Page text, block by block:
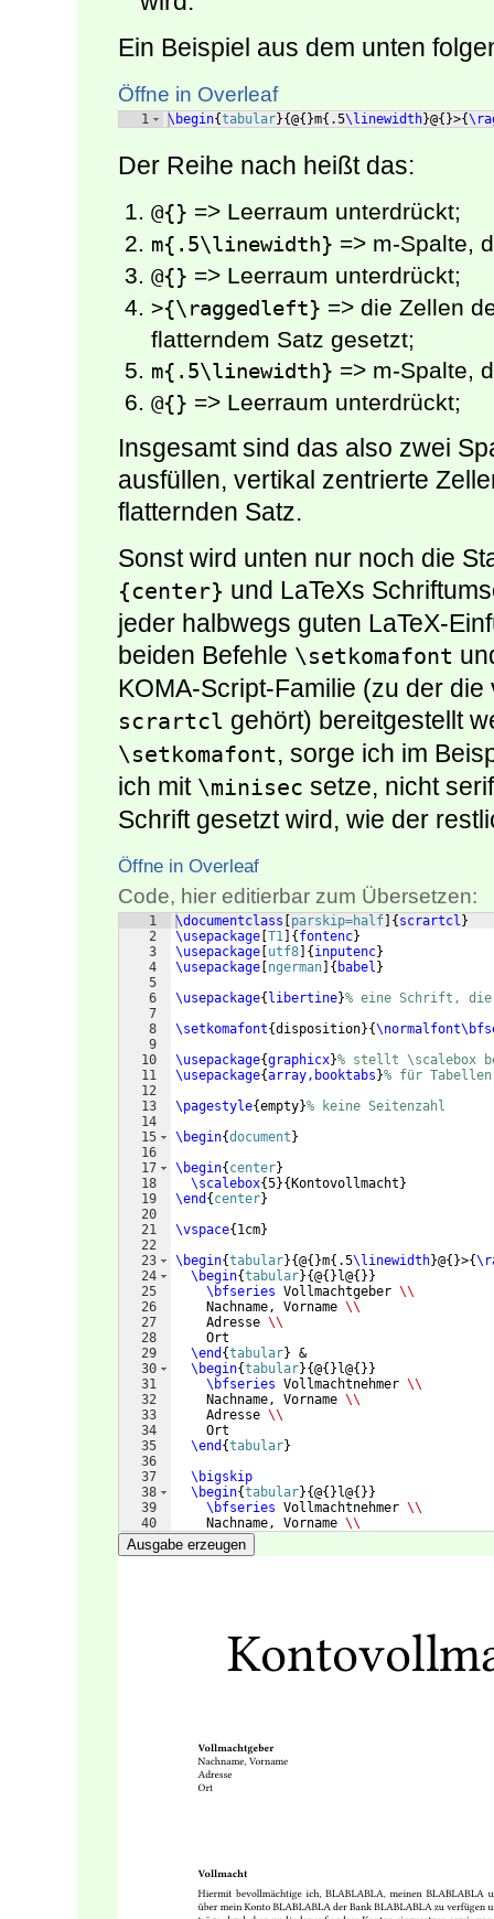
Ein Beispiel aus dem unten
Öffne in Overleaf
1 \begin{tabular}{@{ }m{ .5\linewidth}@{ }>{
Der Reihe nach heißt das:
@{} => Leerraum unterdrückt;
m{.5\linewidth} => m-Spalte,
@{} => Leerraum unterdrückt;
>{\raggedleft} => die Zellen
flatterndem Satz gesetzt;
m{.5\linewidth} => m-Spalte,
@{} => Leerraum unterdrückt;
Insgesamt sind das also zwei
ausfüllen, vertikal zentrierte
flatternden Satz.
Sonst wird unten nur noch die
{center} und LaTeXs
jeder halbwegs guten LaTeX-
beiden Befehle \setkomafont
KOMA-Script-Familie (zu der
scrartcl gehört) bereitgestellt
\setkomafont, sorge ich im
ich mit \minisec setze, nicht
Schrift gesetzt wird, wie der
Öffne in Overleaf
Code, hier editierbar zum Übersetzen:
1
2
3
4
5
6
7
8
9
10
11
12
13
14
15
16
17
18
19
20
21
22
23
24
25
26
27
28
29
30
31
32
33
34
35
36
37
38
39
40
41
\documentclass parskip=half { scrartcl }
\usepackage T1 { fontenc}
\usepackage utf8 { inputenc}
\usepackage ngerman { babel }
\usepackage{ libertine}% eine Schrift,
\setkomafont{disposition}{
\usepackage{graphicx}% stellt \scalebox
\usepackage{array,booktabs }% für Tabellen
\pagestyle{empty}% keine Seitenzahl
\begin{document }
\begin{ center}
\scalebox{5}{ Kontovollmacht }
\end { center}
\vspace{ 1cm}
\begin{tabular}{@{ }m{ .5\linewidth}@{ }>{
\begin{tabular}{@{ } l@{ }}
\bfseries Vollmachtgeber \\
    Nachname, Vorname
\\
    Adresse
\\
    Ort
\end {tabular} &
\begin{tabular}{@{ } l@{ }}
\bfseries Vollmachtnehmer \\
    Nachname, Vorname
\\
    Adresse
\\
    Ort
\end {tabular}
\bigskip
\begin{tabular}{@{ } l@{ }}
\bfseries Vollmachtnehmer \\
    Nachname, Vorname
\\
    Adresse
Ausgabe erzeugen